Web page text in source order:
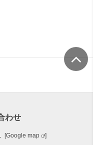
わせ
[Google map
]